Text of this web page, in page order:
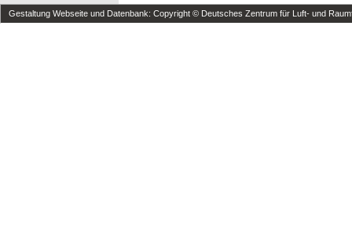
Gestaltung Webseite und Datenbank: Copyright © Deutsches Zentrum für Luft- und